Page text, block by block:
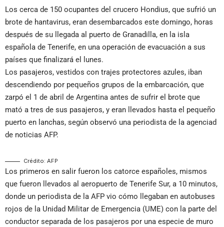
Los cerca de 150 ocupantes del crucero Hondius, que sufrió un
brote de hantavirus, eran desembarcados este domingo, horas
después de su llegada al puerto de Granadilla, en la isla
española de Tenerife, en una operación de evacuación a sus
países que finalizará el lunes.
Los pasajeros, vestidos con trajes protectores azules, iban
descendiendo por pequeños grupos de la embarcación, que
zarpó el 1 de abril de Argentina antes de sufrir el brote que
mató a tres de sus pasajeros, y eran llevados hasta el pequeño
puerto en lanchas, según observó una periodista de la agenciad
de noticias AFP.
Crédito: AFP
Los primeros en salir fueron los catorce españoles, mismos
que fueron llevados al aeropuerto de Tenerife Sur, a 10 minutos,
donde un periodista de la AFP vio cómo llegaban en autobuses
rojos de la Unidad Militar de Emergencia (UME) con la parte del
conductor separada de los pasajeros por una especie de muro